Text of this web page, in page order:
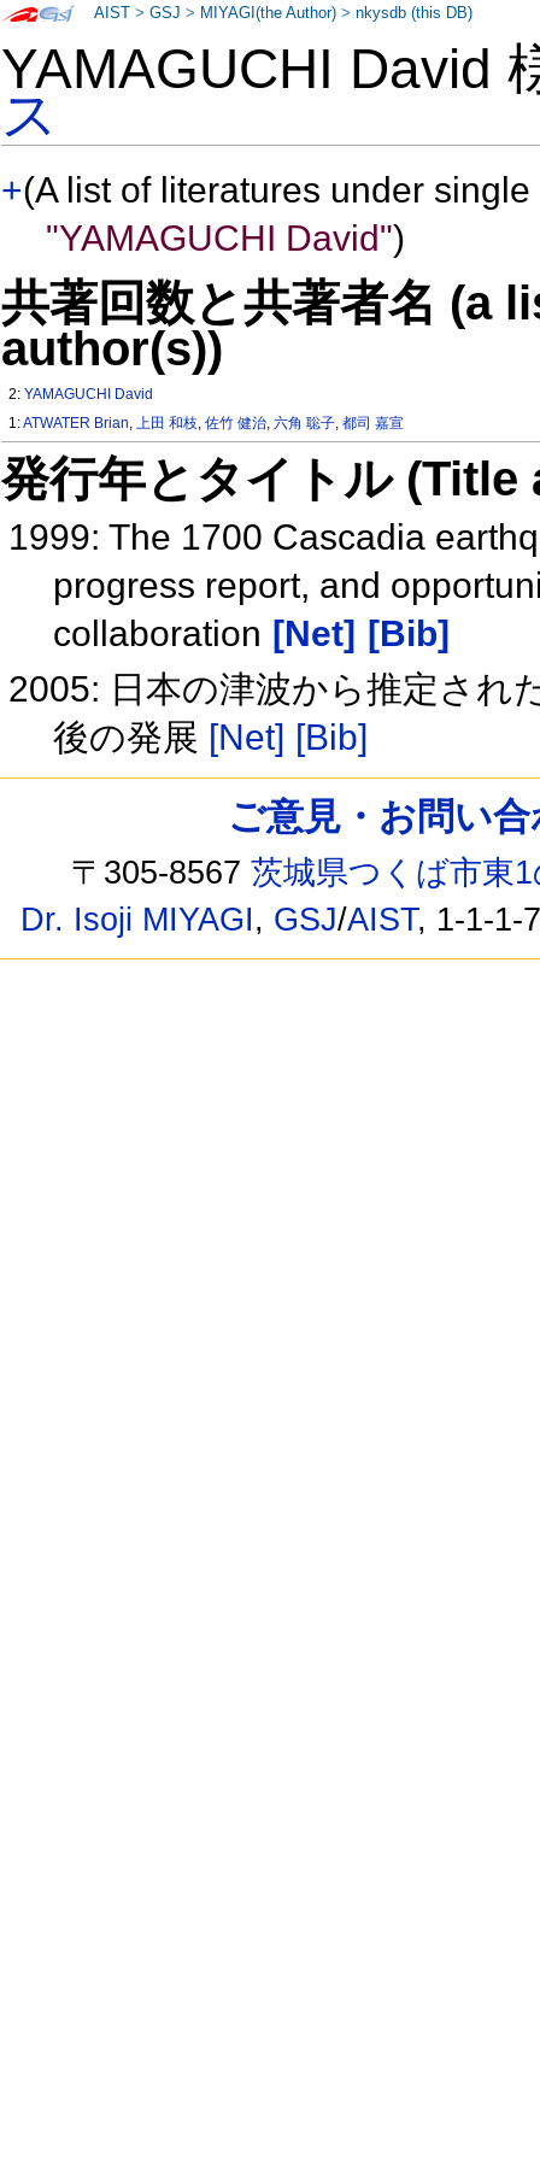
YAMAGUCHI David
ス
+(A list of literatures under
"YAMAGUCHI David")
共著回数と共著者名 (a
author(s))
2:YAMAGUCHI David
1:ATWATER Brian,上田 和枝,佐竹 健治,六角 聡子,都司 嘉宣
発行年とタイトル
1999: The 1700 Cascadia
progress report, and
collaboration [Net] [Bib]
2005: 日本の津波から推定され
後の発展 [Net] [Bib]
AIST >GSJ > MIYAGI(the Author) >nkysdb (this DB)
ご意見・お問い
〒305-8567茨城県つくば市東
Dr. Isoji MIYAGI, GSJ/AIST, 1-1-1-